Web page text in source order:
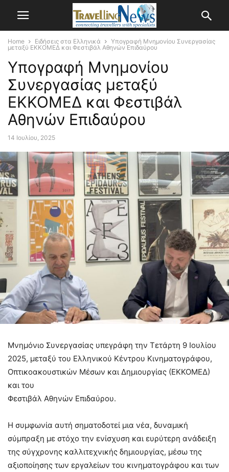
Home Ειδήσεις στα Ελληνικά
Υπογραφή Μνημονίου Συνεργασίας
μεταξύ ΕΚΚΟΜΕΔ και Φεστιβάλ Αθηνών Επιδαύρου
Υπογραφή Μνημονίου
Συνεργασίας μεταξύ
ΕΚΚΟΜΕΔ και Φεστιβάλ
Αθηνών Επιδαύρου
14 Ιουλίου, 2025
Μνημόνιο Συνεργασίας υπεγράφη την Τετάρτη 9 Ιουλίου
2025, μεταξύ του Ελληνικού Κέντρου Κινηματογράφου,
Οπτικοακουστικών Μέσων και Δημιουργίας (ΕΚΚΟΜΕΔ)
και του
Φεστιβάλ Αθηνών Επιδαύρου.
Η συμφωνία αυτή σηματοδοτεί μια νέα, δυναμική
σύμπραξη με στόχο την ενίσχυση και ευρύτερη ανάδειξη
της σύγχρονης καλλιτεχνικής δημιουργίας, μέσω της
αξιοποίησης των εργαλείων του κινηματογράφου και των